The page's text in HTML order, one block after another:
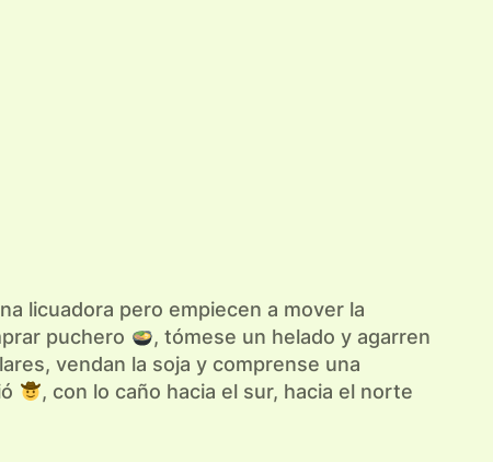
licuadora pero empiecen a mover la
puchero
, tómese un helado y agarren
vendan la soja y comprense una
, con lo caño hacia el sur, hacia el norte